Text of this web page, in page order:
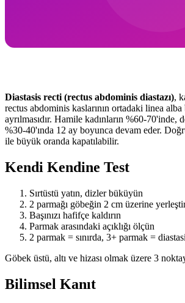
Diastasis recti (rectus abdominis diastazı),
rectus abdominis kaslarının ortadaki linea
ayrılmasıdır. Hamile kadınların %60-70'inde,
%30-40'ında 12 ay boyunca devam eder.
ile büyük oranda kapatılabilir.
Kendi Kendine Test
Sırtüstü yatın, dizler büküyün
2 parmağı göbeğin 2 cm üzerine
Başınızı hafifçe kaldırın
Parmak arasındaki açıklığı ölçün
2 parmak = sınırda, 3+ parmak =
Göbek üstü, altı ve hizası olmak üzere 3
Bilimsel Kanıt